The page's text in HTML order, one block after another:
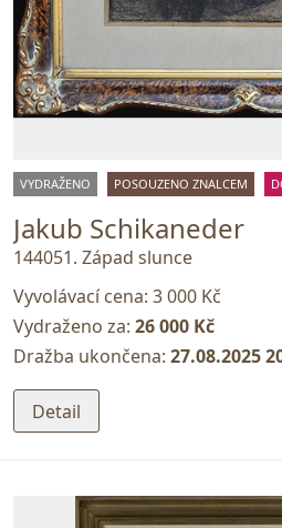
VYDRAŽENO POSOUZENO ZNALCEM
Jakub Schikaneder
144051. Západ slunce
Vyvolávací cena: 3 000 Kč
Vydraženo za: 26 000 Kč
Dražba ukončena: 27.08.2025
Detail